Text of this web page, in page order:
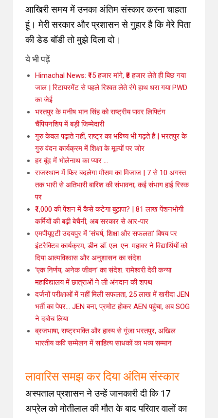
आखिरी समय में उनका अंतिम संस्कार करना चाहता
हूं। मेरी सरकार और प्रशासन से गुहार है कि मेरे पिता
की डेड बॉडी तो मुझे दिला दो।
ये भी पढ़ें
Himachal News: ₹15 हजार मांगे, ₹8 हजार लेते ही बिछ गया
जाल | रिटायरमेंट से पहले रिश्वत लेते रंगे हाथ धरा गया PWD
का जेई
भरतपुर के मनीष भान सिंह को राष्ट्रीय पावर लिफ्टिंग
चैंपियनशिप में बड़ी जिम्मेदारी
गुरु केवल पढ़ाते नहीं, राष्ट्र का भविष्य भी गढ़ते हैं | भरतपुर के
गुरु वंदन कार्यक्रम में शिक्षा के मूल्यों पर जोर
हर बूंद में भोलेनाथ का प्यार …
राजस्थान में फिर बदलेगा मौसम का मिजाज | 7 से 10 अगस्त
तक भारी से अतिभारी बारिश की संभावना, कई संभाग हाई रिस्क
पर
₹1,000 की पेंशन में कैसे कटेगा बुढ़ापा? | 81 लाख पेंशनभोगी
कर्मियों की बढ़ी बेचैनी, अब सरकार से आर-पार
एमपीयूएटी उदयपुर में ‘संघर्ष, शिक्षा और सफलता’ विषय पर
इंटरैक्टिव कार्यक्रम, डीन डॉ. एल. एन. महावर ने विद्यार्थियों को
दिया आत्मविश्वास और अनुशासन का संदेश
‘एक निर्णय, अनेक जीवन’ का संदेश: रामेश्वरी देवी कन्या
महाविद्यालय में छात्राओं ने ली अंगदान की शपथ
दर्जनों परीक्षाओं में नहीं मिली सफलता, 25 लाख में खरीदा JEN
भर्ती का पेपर… JEN बना, प्रमोट होकर AEN पहुंचा, अब SOG
ने दबोच लिया
ब्रजभाषा, राष्ट्रभक्ति और हास्य से गूंजा भरतपुर, अखिल
भारतीय कवि सम्मेलन में साहित्य साधकों का भव्य सम्मान
लावारिस समझ कर दिया अंतिम संस्कार
अस्पताल प्रशासन ने उन्हें जानकारी दी कि 17
अप्रेल को मोतीलाल की मौत के बाद परिवार वालों का